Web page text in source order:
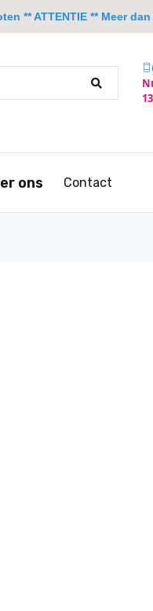
ons Contact
** ATTENTIE ** Meer